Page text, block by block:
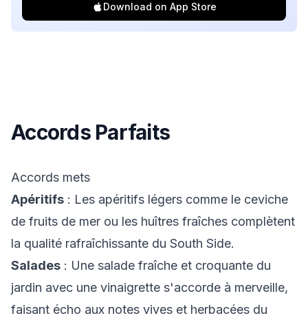
Download on App Store
Accords Parfaits
Accords mets
Apéritifs : Les apéritifs légers comme le ceviche
de fruits de mer ou les huîtres fraîches complètent
la qualité rafraîchissante du South Side.
Salades : Une salade fraîche et croquante du
jardin avec une vinaigrette s'accorde à merveille,
faisant écho aux notes vives et herbacées du